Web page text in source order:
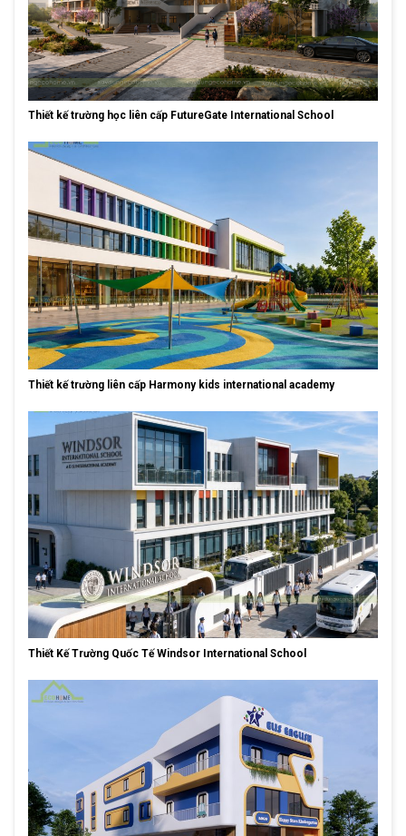
Thiết kế trường học liên cấp FutureGate International School
Thiết kế trường liên cấp Harmony kids international academy
Thiết Kế Trường Quốc Tế Windsor International School